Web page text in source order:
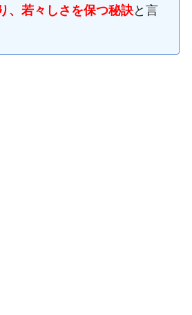
、若々しさを保つ秘訣と言